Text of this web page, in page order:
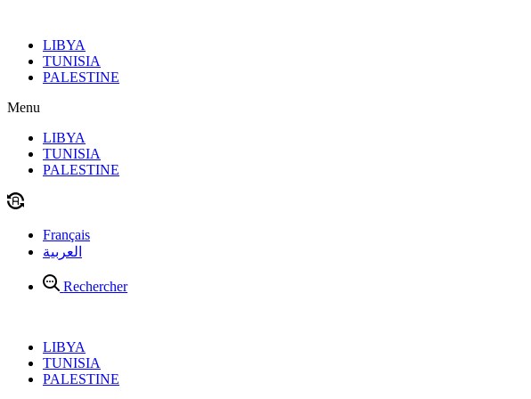
contenuLIBYA
TUNISIA
PALESTINE
Menu
LIBYA
TUNISIA
PALESTINE
Français
العربية
Rechercher
LIBYA
TUNISIA
PALESTINE